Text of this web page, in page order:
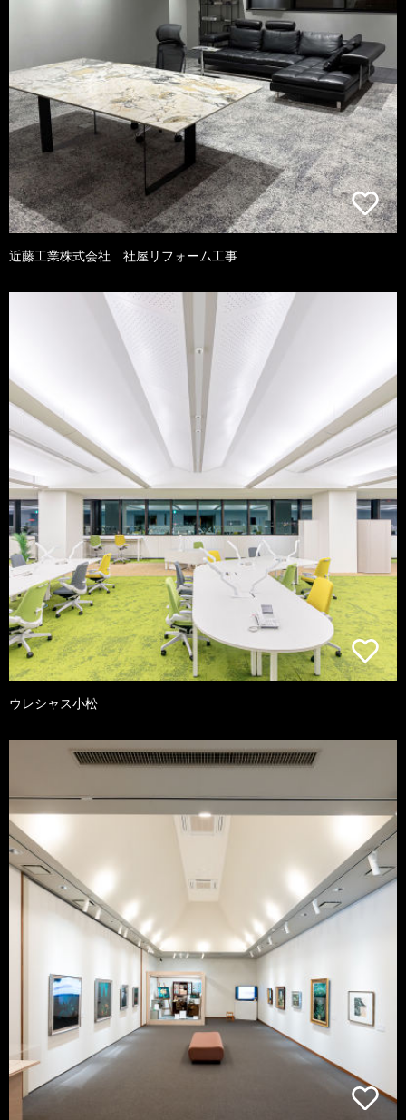
近藤工業株式会社 社屋リフォーム工事
ウレシャス小松